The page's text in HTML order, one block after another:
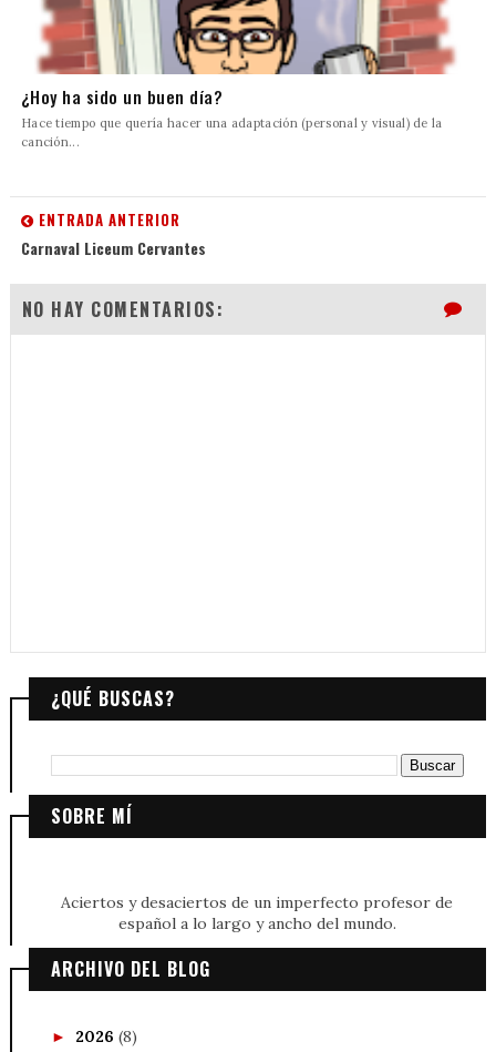
¿Hoy ha sido un buen día?
Hace tiempo que quería hacer una adaptación (personal y visual) de la
canción...
ENTRADA ANTERIOR
Carnaval Liceum Cervantes
NO HAY COMENTARIOS:
¿QUÉ BUSCAS?
SOBRE MÍ
Aciertos y desaciertos de un imperfecto profesor de
español a lo largo y ancho del mundo.
ARCHIVO DEL BLOG
► 2026 (8)